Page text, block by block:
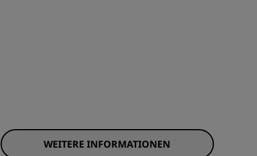
WEITERE INFORMATIONEN